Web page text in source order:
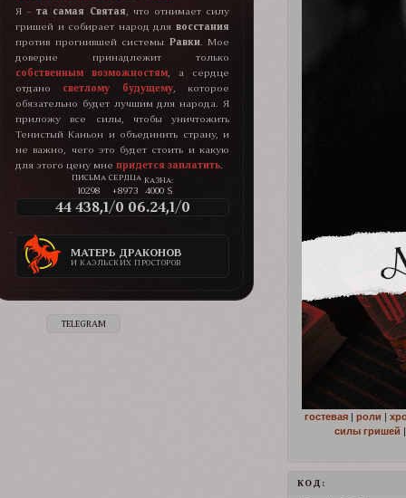
Я –та самая Святая , что отнимает силу
гришей и собирает народ для восстания
против прогнившей системы Равки. Мое
доверие принадлежит только
собственным возможностям , а сердце
отдано светлому будущему, которое
обязательно будет лучшим для народа. Я
приложу все силы, чтобы уничтожить
Тенистый Каньон и объединить страну, и
не важно, чего это будет стоить и какую
для этого цену мне придется заплатить
10298 +8973
КАЗНА:
4000 $
44 438,1/0 06.24,1/0
МАТЕРЬ ДРАКОНОВ
И КАЭЛЬСКИХ ПРОСТОРОВ
TELEGRAM
гостевая | роли |
силы гришей
КОД: